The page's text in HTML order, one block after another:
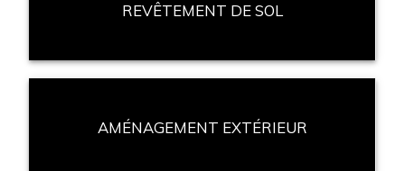
REVÊTEMENT DE SOL
AMÉNAGEMENT EXTÉRIEUR